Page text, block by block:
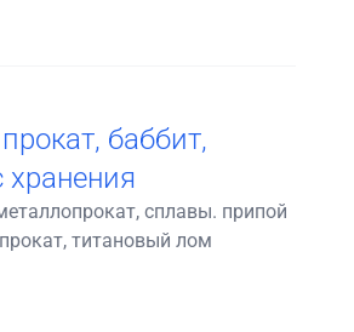
баббит,
сплавы. припой
титановый лом